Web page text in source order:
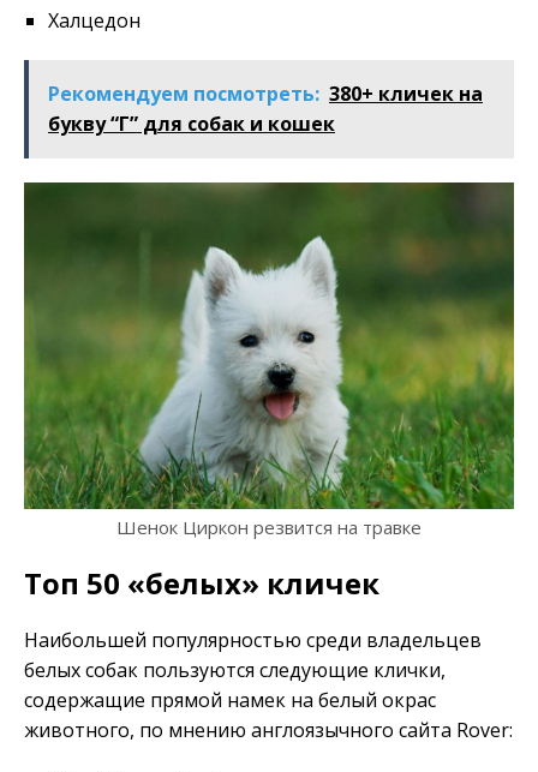
Халцедон
Рекомендуем посмотреть: 380+ кличек на
букву “Г” для собак и кошек
Шенок Циркон резвится на травке
Топ 50 «белых» кличек
Наибольшей популярностью среди владельцев
белых собак пользуются следующие клички,
содержащие прямой намек на белый окрас
животного, по мнению англоязычного сайта Rover: